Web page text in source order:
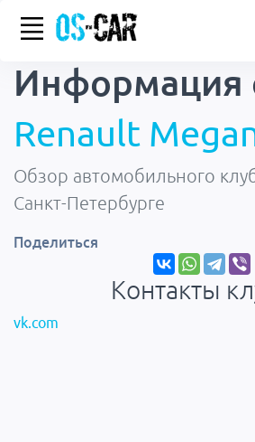
Информация
Renault
Обзор автомобильного
Санкт-Петербурге
Поделиться
Контакты
vk.com